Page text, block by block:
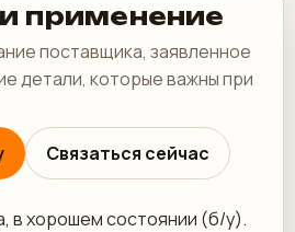
применение
поставщика, заявленное
детали, которые важны при
Связаться сейчас
в хорошем состоянии (б/у).